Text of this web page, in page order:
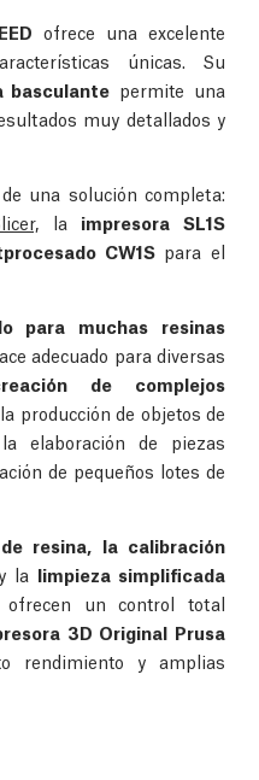
ofrece una excelente
únicas. Su
basculante permite una
muy detallados y
una solución completa:
la impresora SL1S
CW1Spara el
para muchas resinas
adecuado para diversas
de complejos
producción de objetos de
elaboración de piezas
de pequeños lotes de
resina, la calibración
la limpieza simplificada
un control total
3D Original Prusa
rendimiento y amplias